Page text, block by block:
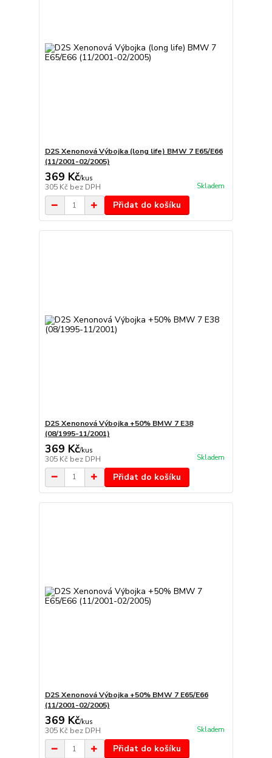
D2S Xenonová Výbojka (long life) BMW 7 E65/E66
(11/2001-02/2005)
369 Kč/kus
305 Kč bez DPH Skladem
Přidat do košíku
D2S Xenonová Výbojka +50% BMW 7 E38
(08/1995-11/2001)
369 Kč/kus
305 Kč bez DPH Skladem
Přidat do košíku
D2S Xenonová Výbojka +50% BMW 7 E65/E66
(11/2001-02/2005)
369 Kč/kus
305 Kč bez DPH Skladem
Přidat do košíku